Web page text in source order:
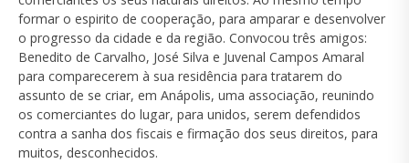
formar o espirito de cooperação, para amparar e desenvolver
o progresso da cidade e da região. Convocou três amigos:
Benedito de Carvalho, José Silva e Juvenal Campos Amaral
para comparecerem à sua residência para tratarem do
assunto de se criar, em Anápolis, uma associação, reunindo
os comerciantes do lugar, para unidos, serem defendidos
contra a sanha dos fiscais e firmação dos seus direitos, para
muitos, desconhecidos.